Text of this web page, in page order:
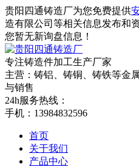
贵阳四通铸造厂为您免费提供
造有限公司等相关信息发布和
您暂无新询盘信息！
专注铸造件加工生产厂家
主营：铸铝、铸铜、铸铁等金
与销售
24h服务热线：
手机：13984832596
首页
关于我们
产品中心